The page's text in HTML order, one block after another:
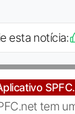
esta notícia:
tem